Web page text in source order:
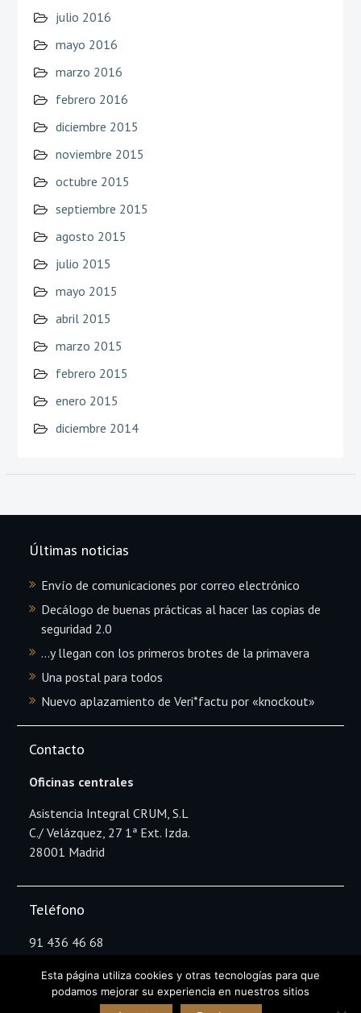
julio 2016
mayo 2016
marzo 2016
febrero 2016
diciembre 2015
noviembre 2015
octubre 2015
septiembre 2015
agosto 2015
julio 2015
mayo 2015
abril 2015
marzo 2015
febrero 2015
enero 2015
diciembre 2014
Últimas noticias
Envío de comunicaciones por correo electrónico
Decálogo de buenas prácticas al hacer las copias de
seguridad 2.0
…y llegan con los primeros brotes de la primavera
Una postal para todos
Nuevo aplazamiento de Veri*factu por «knockout»
Contacto
Oficinas centrales
Asistencia Integral CRUM, S.L
C./ Velázquez, 27 1ª Ext. Izda.
28001 Madrid
Teléfono
91 436 46 68
Esta página utiliza cookies y otras tecnologías para que
podamos mejorar su experiencia en nuestros sitios